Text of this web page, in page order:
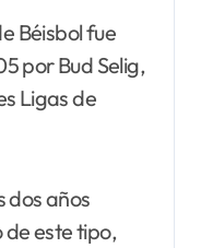
Béisbol fue
por Bud Selig,
Ligas de
dos años
este tipo,